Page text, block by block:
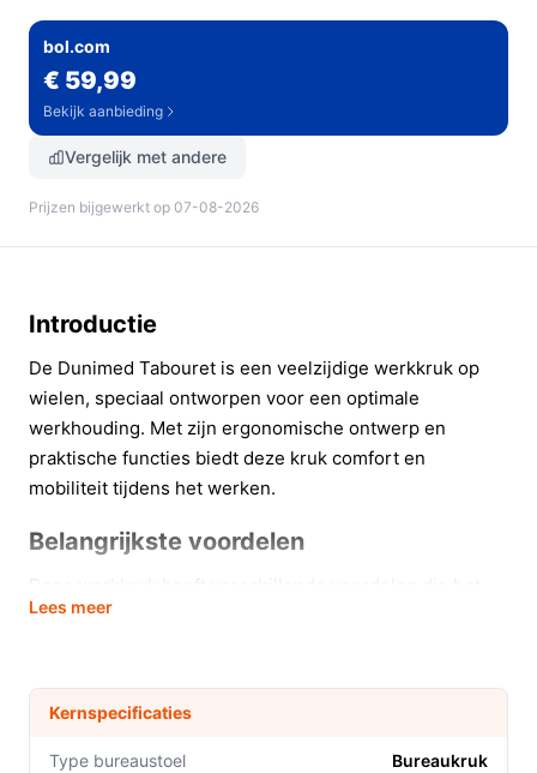
bol.com
€ 59,99
Bekijk aanbieding
Vergelijk met andere
Prijzen bijgewerkt op 07-08-2026
Introductie
De Dunimed Tabouret is een veelzijdige werkkruk op
wielen, speciaal ontworpen voor een optimale
werkhouding. Met zijn ergonomische ontwerp en
praktische functies biedt deze kruk comfort en
mobiliteit tijdens het werken.
Belangrijkste voordelen
een waardevolle aanvulling maken op iedere werkplek:
zithoogte van 49 cm en een maximale zithoogte
van 64 cm, kan de Tabouret eenvoudig worden
aangepast aan jouw persoonlijke voorkeur, wat
Lees meer
Kernspecificaties
Type bureaustoel Bureaukruk